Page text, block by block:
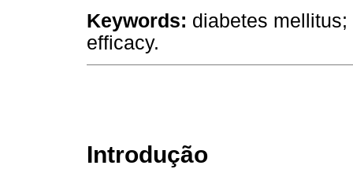
Keywords: diabetes
efficacy.
Introdução